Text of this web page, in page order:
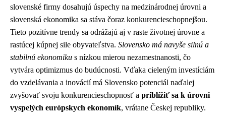
slovenské firmy dosahujú úspechy na medzinárodnej úrovni a
slovenská ekonomika sa stáva čoraz konkurencieschopnejšou.
Tieto pozitívne trendy sa odrážajú aj v raste životnej úrovne a
rastúcej kúpnej sile obyvateľstva. Slovensko má navyše silnú a
stabilnú ekonomiku s nízkou mierou nezamestnanosti, čo
vytvára optimizmus do budúcnosti. Vďaka cieleným investíciám
do vzdelávania a inovácií má Slovensko potenciál naďalej
zvyšovať svoju konkurencieschopnosť a priblížiť sa k úrovni
vyspelých európskych ekonomík, vrátane Českej republiky.